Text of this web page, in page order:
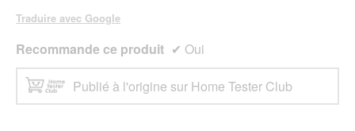
Traduire avec Google
Recommande ce produit ✔ Oui
Publié à l'origine sur Home Tester Club